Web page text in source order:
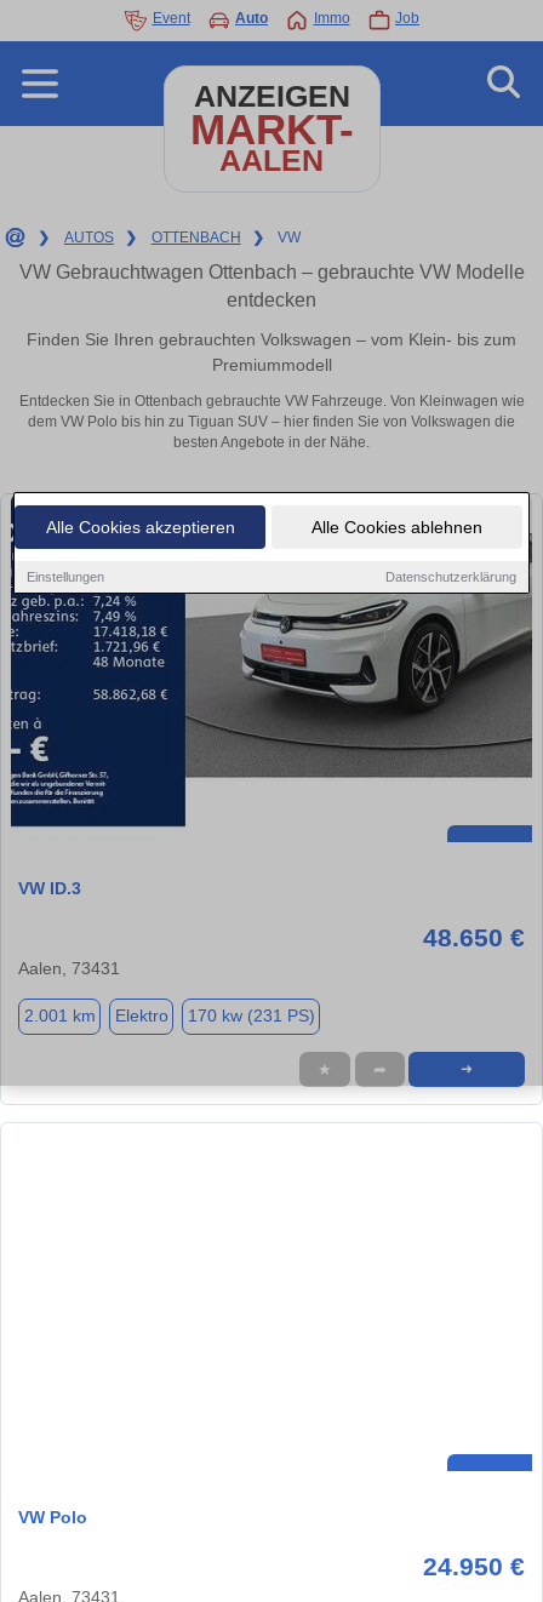
Alle Cookies akzeptieren Alle Cookies ablehnen
Einstellungen Datenschutzerklärung
Event Auto Immo Job
ANZEIGEN
MARKT-
AALEN
❯ AUTOS ❯ OTTENBACH ❯ VW
VW Gebrauchtwagen Ottenbach – gebrauchte VW Modelle
entdecken
Finden Sie Ihren gebrauchten Volkswagen – vom Klein- bis zum
Premiummodell
Entdecken Sie in Ottenbach gebrauchte VW Fahrzeuge. Von Kleinwagen wie
dem VW Polo bis hin zu Tiguan SUV – hier finden Sie von Volkswagen die
besten Angebote in der Nähe.
VW ID.3
48.650 €
Aalen, 73431
2.001 km Elektro 170 kw (231 PS)
★ ➦ ➜
VW Polo
24.950 €
Aalen, 73431